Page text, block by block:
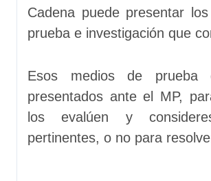
Cadena puede presentar
prueba e investigación que
Esos medios de prueba
presentados ante el MP,
los evalúen y
pertinentes, o no para